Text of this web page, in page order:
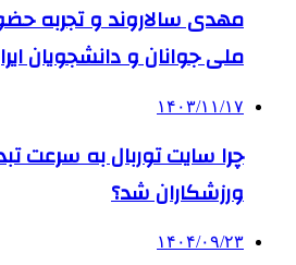
مهدی سالاروند و تجربه
ملی جوانان و دانشجویان
۱۴۰۳/۱۱/۱۷
چرا سایت توربال به ‌سرعت
ورزشکاران شد؟
۱۴۰۴/۰۹/۲۳